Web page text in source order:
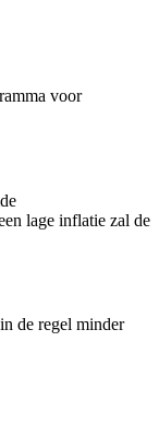
voor
lage inflatie zal de
de regel minder